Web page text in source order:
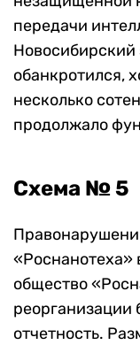
передачи
Новосибирский
обанкротился,
несколько
продолжало
Схема № 5
«Роснанотеха»
общество
реорганизации
отчетность.